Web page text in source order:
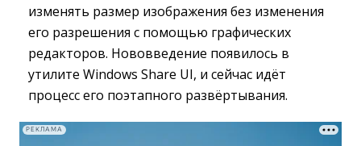
изменять размер изображения без изменения
его разрешения с помощью графических
редакторов. Нововведение появилось в
утилите Windows Share UI, и сейчас идёт
процесс его поэтапного развёртывания.
РЕКЛАМА